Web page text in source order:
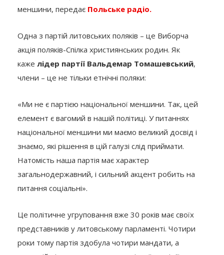
меншини, передає Польське радіо.
Одна з партій литовських поляків – це Виборча
акція поляків-Спілка християнських родин. Як
каже лідер партії Вальдемар Томашевський,
члени – це не тільки етнічні поляки:
«Ми не є партією національної меншини. Так, цей
елемент є вагомий в нашій політиці. У питаннях
національної меншини ми маємо великий досвід і
знаємо, які рішення в цій галузі слід приймати.
Натомість наша партія має характер
загальнодержавний, і сильний акцент робить на
питання соціальні».
Це політичне угруповання вже 30 років має своїх
представників у литовському парламенті. Чотири
роки тому партія здобула чотири мандати, а